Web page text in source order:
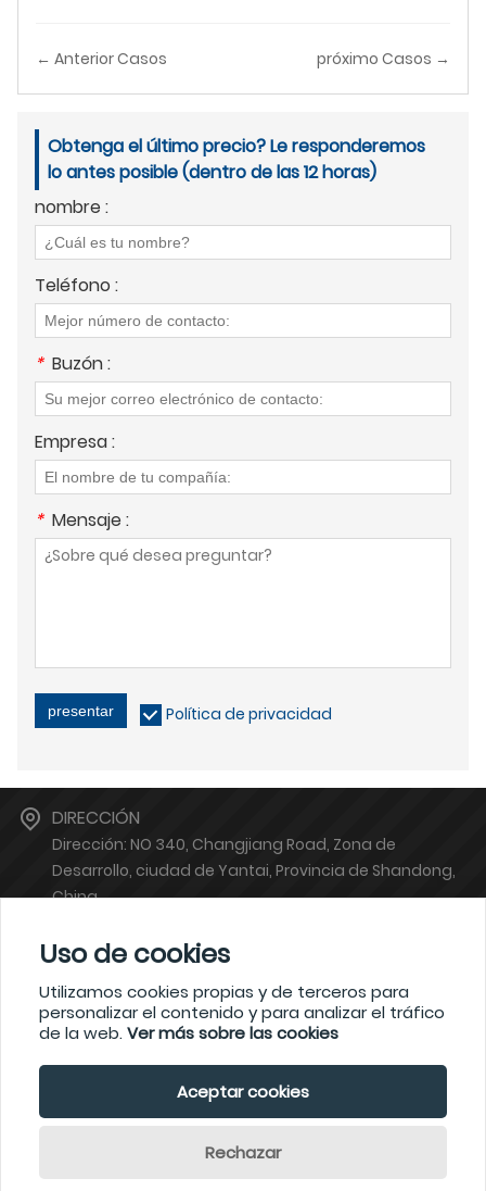
← Anterior Casos próximo Casos →
Obtenga el último precio? Le responderemos
lo antes posible (dentro de las 12 horas)
nombre :
Teléfono :
* Buzón :
Empresa :
* Mensaje :
presentar Política de privacidad
DIRECCIÓN
Dirección: NO 340, Changjiang Road, Zona de
Desarrollo, ciudad de Yantai, Provincia de Shandong,
China
atsales@atinstruments.com
TELÉFONO
+86-6778766
Copyright por © YANTAI AUTO INSTRUMENT MAKING CO., LTD.
Uso de cookies
Utilizamos cookies propias y de terceros para
personalizar el contenido y para analizar el tráfico
de la web. Ver más sobre las cookies
Aceptar cookies
Rechazar